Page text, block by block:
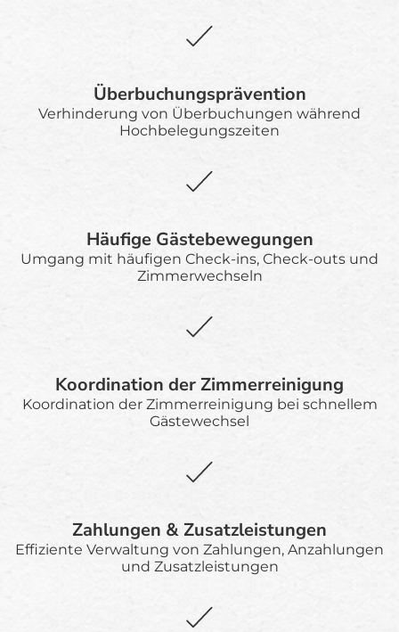
Überbuchungsprävention
Verhinderung von Überbuchungen während
Hochbelegungszeiten
Häufige Gästebewegungen
Umgang mit häufigen Check-ins, Check-outs und
Zimmerwechseln
Koordination der Zimmerreinigung
Koordination der Zimmerreinigung bei schnellem
Gästewechsel
Zahlungen & Zusatzleistungen
Effiziente Verwaltung von Zahlungen, Anzahlungen
und Zusatzleistungen